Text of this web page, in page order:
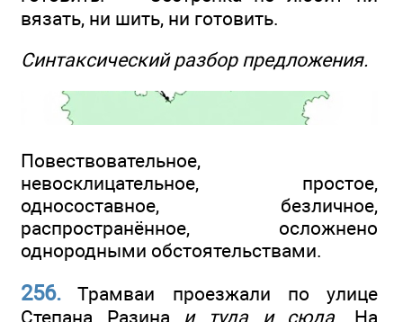
вязать, ни шить, ни готовить.
Синтаксический разбор предложения.
Повествовательное,
невосклицательное, простое,
односоставное, безличное,
распространённое, осложнено
однородными обстоятельствами.
256. Трамваи проезжали по улице
Степана Разина и туда и сюда. На